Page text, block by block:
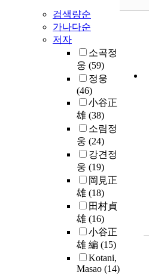
검색량순
가나다순
저자
소곡정
웅 (59)
정웅
(46)
小谷正
雄 (38)
소림정
웅 (24)
강견정
웅 (19)
岡見正
雄 (18)
田村貞
雄 (16)
小谷正
雄 編 (15)
Kotani,
Masao (14)